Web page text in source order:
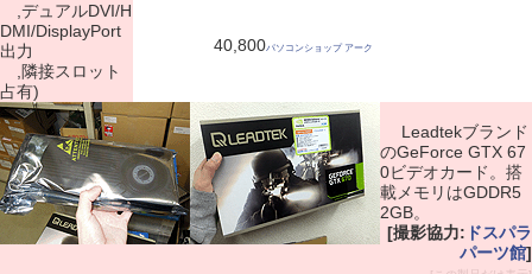
,デュアルDVI/H
DMI/DisplayPort
出力
,隣接スロット
占有)
40,800パソコンショップ アーク
Leadtekブランド
のGeForce GTX 67
0ビデオカード。搭
載メモリはGDDR5
2GB。
[撮影協力: ドスパラ
パーツ館]